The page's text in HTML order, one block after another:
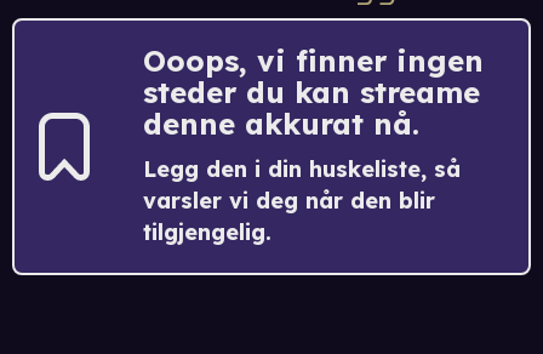
Ooops, vi finner ingen
steder du kan streame
denne akkurat nå.
Legg den i din huskeliste, så
varsler vi deg når den blir
tilgjengelig.